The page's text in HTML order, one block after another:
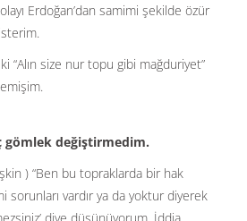
Erdoğan’dan samimi şekilde özür
“Alın size nur topu gibi mağduriyet”
gömlek değiştirmedim.
) “Ben bu topraklarda bir hak
sorunları vardır ya da yoktur diyerek
diye düşünüyorum. İddia